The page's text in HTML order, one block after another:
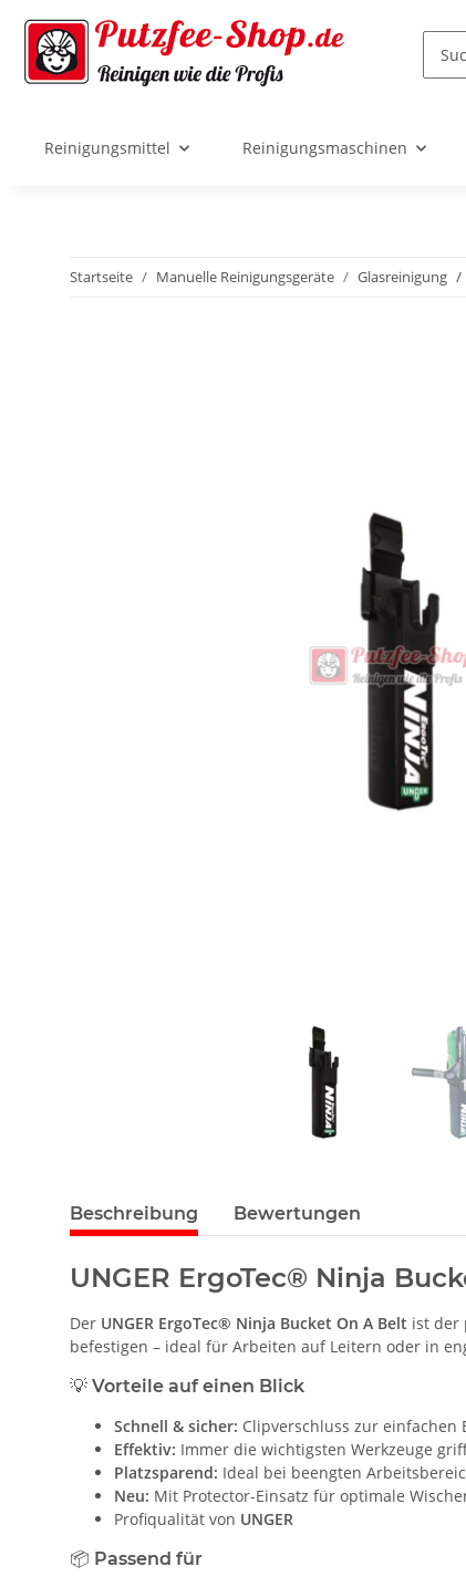
Reinigungsmittel Reinigungsmaschinen
Startseite Manuelle Reinigungsgeräte Glasreinigung
Beschreibung Bewertungen
UNGER ErgoTec® Ninja
Der UNGER ErgoTec® Ninja Bucket On A Belt ist der
befestigen – ideal für Arbeiten auf Leitern oder in
💡 Vorteile auf einen Blick
Schnell & sicher: Clipverschluss zur einfachen
Effektiv: Immer die wichtigsten Werkzeuge
Platzsparend: Ideal bei beengten
Neu: Mit Protector-Einsatz für optimale
Profiqualität von UNGER
📦 Passend für